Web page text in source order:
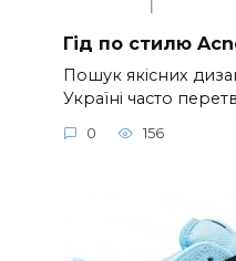
Гід по стилю
Пошук якісних
Україні часто
0 156